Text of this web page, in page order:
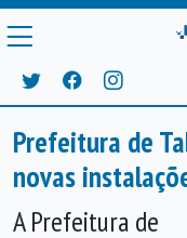
Prefeitura de
novas
A Prefeitura de